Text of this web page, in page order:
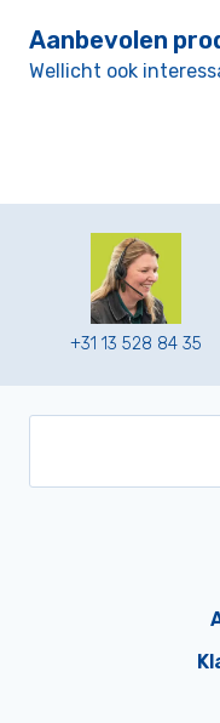
Aanbevolen
Wellicht ook
+31 13 528 84 35